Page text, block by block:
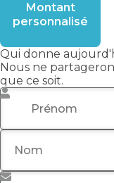
Montant
personnalisé
Qui donne
Nous ne
que ce soit.
Prénom
Nom
Adresse e-mail